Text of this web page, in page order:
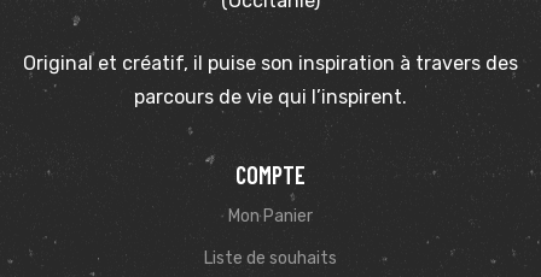
Original et créatif, il puise son inspiration à travers des
parcours de vie qui l’inspirent.
COMPTE
Mon Panier
Liste de souhaits